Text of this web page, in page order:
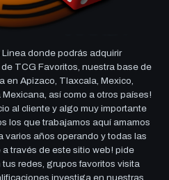
donde podrás adquirir
TCG Favoritos, nuestra base de
en Apizaco, Tlaxcala, Mexico,
así como a otros países!
al cliente y algo muy importante
los que trabajamos aquí amamos
varios años operando y todas las
través de este sitio web! pide
redes, grupos favoritos visita
investiga en nuestras